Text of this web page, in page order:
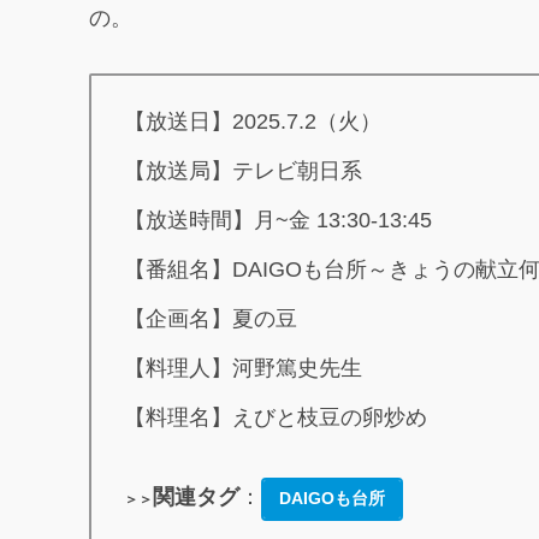
の。
【放送日】2025.7.2（火）
【放送局】テレビ朝日系
【放送時間】月~金 13:30-13:45
【番組名】DAIGOも台所～きょうの献立
【企画名】夏の豆
【料理人】河野篤史先生
【料理名】えびと枝豆の卵炒め
＞＞ 関連タグ： DAIGOも台所